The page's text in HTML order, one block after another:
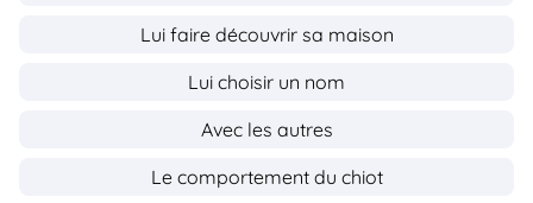
Lui faire découvrir sa maison
Lui choisir un nom
Avec les autres
Le comportement du chiot